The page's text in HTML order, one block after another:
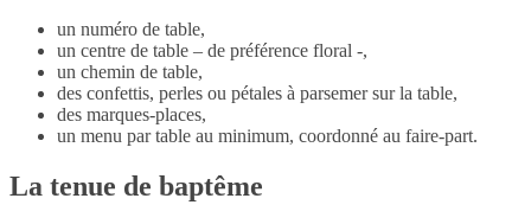
un numéro de table,
un centre de table – de préférence floral -,
un chemin de table,
des confettis, perles ou pétales à parsemer sur la table,
des marques-places,
un menu par table au minimum, coordonné au faire-part.
La tenue de baptême